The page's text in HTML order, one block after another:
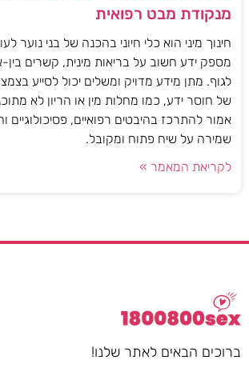
מנקודת מבט רפואית
חינוך מיני הוא כלי חיוני בהכנה של בני נוער
מספק ידע חשוב על בריאות מינית, קשרים בין-
לגוף. מתן מידע מדויק ומשלים יכול לסייע
של חוסר ידע, כמו מחלות מין או הריון לא
אמור להתרכז בהיבטים רפואיים, פסיכולוגיים
שמירה על שיח פתוח ומקובל.
לקריאת המאמר »
ברוכים הבאים לאתר שלנו!